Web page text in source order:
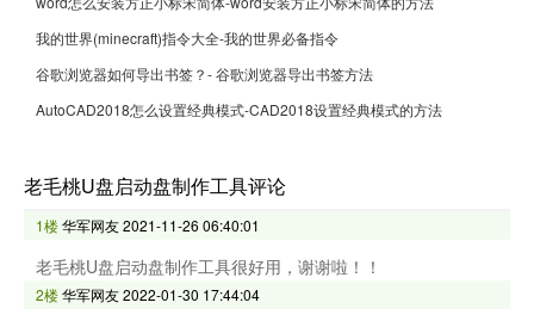
我的世界(minecraft)指令大全-我的世界必备指令
谷歌浏览器如何导出书签？- 谷歌浏览器导出书签方法
AutoCAD2018怎么设置经典模式-CAD2018设置经典模式的方法
老毛桃U盘启动盘制作工具评论
1楼华军网友2021-11-26 06:40:01
老毛桃U盘启动盘制作工具很好用，谢谢啦！！
2楼华军网友2022-01-30 17:44:04